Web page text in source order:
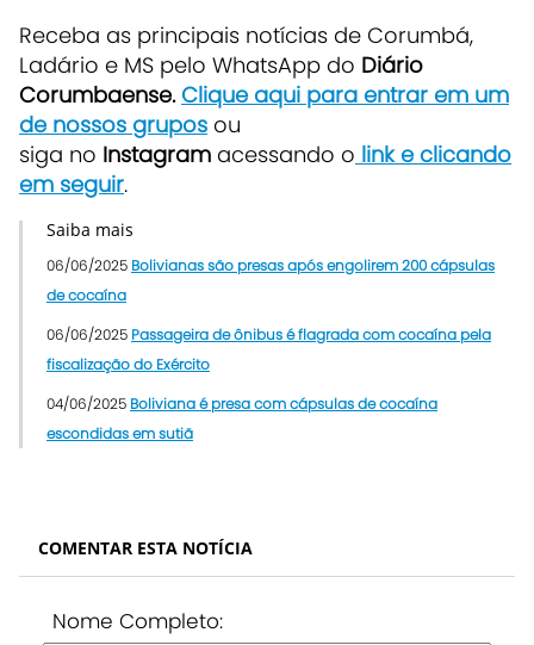
Receba as principais notícias de Corumbá,
Ladário e MS pelo WhatsApp do Diário
Corumbaense.Clique aqui para entrar em um
de nossos grupos ou
siga no Instagram acessando o link e clicando
em seguir.
Saiba mais
06/06/2025 Bolivianas são presas após engolirem 200 cápsulas
de cocaína
06/06/2025 Passageira de ônibus é flagrada com cocaína pela
fiscalização do Exército
04/06/2025 Boliviana é presa com cápsulas de cocaína
escondidas em sutiã
COMENTAR ESTA NOTÍCIA
Nome Completo: